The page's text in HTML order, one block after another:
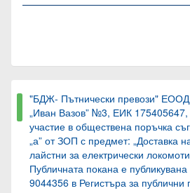
"БДЖ- Пътнически превози"
„Иван Вазов” №3, ЕИК 175405647,
участие в обществена поръчка
„а” от ЗОП с предмет: „Доставка
лайстни за електрически
Публичната покана е
9044356 в Регистъра за